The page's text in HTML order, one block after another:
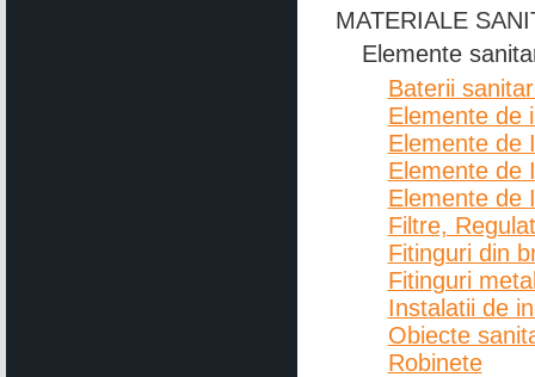
MATERIALE
Elemente
Baterii
Elemente de
Elemente de
Elemente de
Elemente de
Filtre,
Fitinguri din
Fitinguri
Instalatii de
Obiecte
Robinete